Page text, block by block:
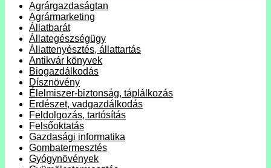
Agrárgazdaságtan
Agrármarketing
Állatbarát
Állategészségügy
Állattenyésztés, állattartás
Antikvár könyvek
Biogazdálkodás
Dísznövény
Élelmiszer-biztonság, táplálkozás
Erdészet, vadgazdálkodás
Feldolgozás, tartósítás
Felsőoktatás
Gazdasági informatika
Gombatermesztés
Gyógynövények